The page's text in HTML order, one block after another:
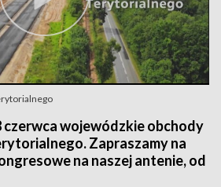
czerwca wojewódzkie obchody
Zapraszamy na
na naszej antenie, od